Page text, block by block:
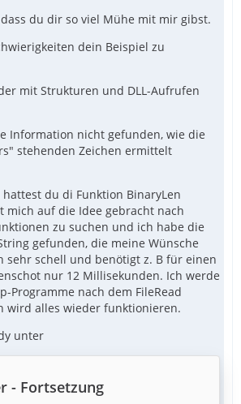
du dir so viel Mühe mit mir gibst.
dein Beispiel zu
mit Strukturen und DLL-Aufrufen
Information nicht gefunden, wie die
stehenden Zeichen ermittelt
du di Funktion BinaryLen
mich auf die Idee gebracht nach
zu suchen und ich habe die
gefunden, die meine Wünsche
sehr schell und benötigt z. B für einen
nur 12 Millisekunden. Ich werde
Programme nach dem FileRead
wird alles wieder funktionieren.
unter
- Fortsetzung